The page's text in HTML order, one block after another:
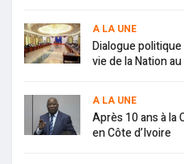
A LA UNE
Dialogue
vie de la Nation
A LA UNE
Après 10 ans à la
en Côte d’Ivoire